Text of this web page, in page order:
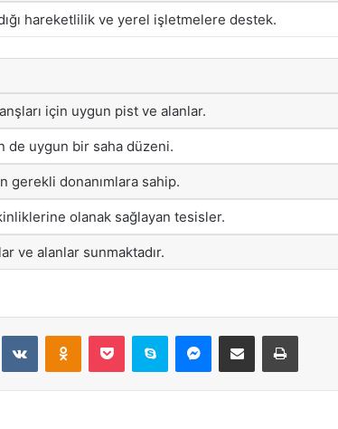
hareketlilik ve yerel işletmelere destek.
için uygun pist ve alanlar.
de uygun bir saha düzeni.
gerekli donanımlara sahip.
olanak sağlayan tesisler.
ve alanlar sunmaktadır.
VKontakteOdnoklassniki
Pocket Skype Messenger
E-Posta ile paylaş Yazdır